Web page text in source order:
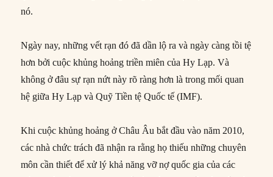
nó.
Ngày nay, những vết rạn đó đã dần lộ ra và ngày càng tồi tệ
hơn bởi cuộc khủng hoảng triền miên của Hy Lạp. Và
không ở đâu sự rạn nứt này rõ ràng hơn là trong mối quan
hệ giữa Hy Lạp và Quỹ Tiền tệ Quốc tế (IMF).
Khi cuộc khủng hoảng ở Châu Âu bắt đầu vào năm 2010,
các nhà chức trách đã nhận ra rằng họ thiếu những chuyên
môn cần thiết để xử lý khả năng vỡ nợ quốc gia của các